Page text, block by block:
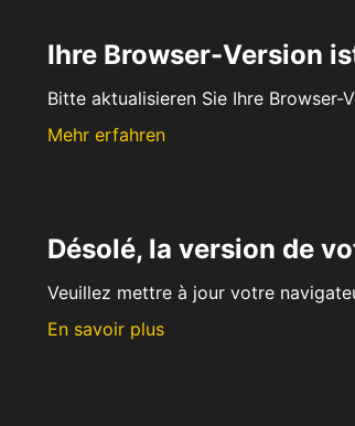
Ihre Browser-Version
Bitte aktualisieren Sie Ihre
Mehr erfahren
Désolé, la version de
Veuillez mettre à jour votre
En savoir plus